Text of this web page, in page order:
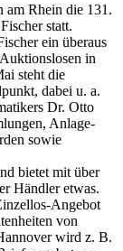
Rhein die 131.
statt.
ein überaus
in
steht die
dabei u. a.
Dr. Otto
Anlage-
sowie
bietet mit über
Händler etwas.
Angebot
von
wird z. B.